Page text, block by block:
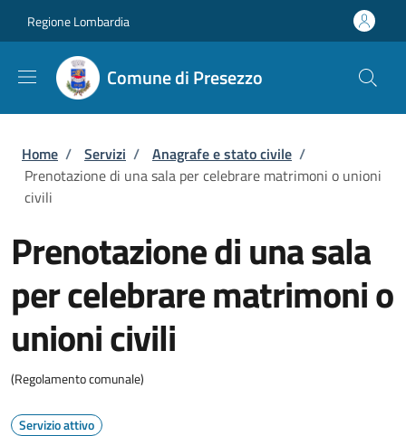
Regione Lombardia
Comune di Presezzo
Briciole di pane
Home / Servizi / Anagrafe e stato civile /
Prenotazione di una sala per celebrare matrimoni o unioni
civili
Prenotazione di una sala
per celebrare matrimoni o
unioni civili
(Regolamento comunale)
Servizio attivo